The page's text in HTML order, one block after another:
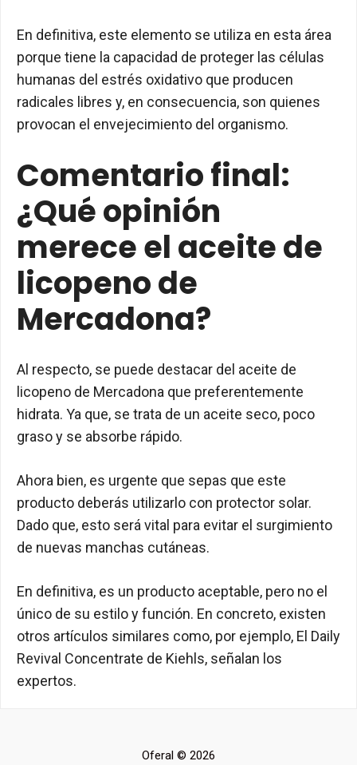
En definitiva, este elemento se utiliza en esta área
porque tiene la capacidad de proteger las células
humanas del estrés oxidativo que producen
radicales libres y, en consecuencia, son quienes
provocan el envejecimiento del organismo.
Comentario final:
¿Qué opinión
merece el aceite de
licopeno de
Mercadona?
Al respecto, se puede destacar del aceite de
licopeno de Mercadona que preferentemente
hidrata. Ya que, se trata de un aceite seco, poco
graso y se absorbe rápido.
Ahora bien, es urgente que sepas que este
producto deberás utilizarlo con protector solar.
Dado que, esto será vital para evitar el surgimiento
de nuevas manchas cutáneas.
En definitiva, es un producto aceptable, pero no el
único de su estilo y función. En concreto, existen
otros artículos similares como, por ejemplo, El Daily
Revival Concentrate de Kiehls, señalan los
expertos.
Oferal © 2026